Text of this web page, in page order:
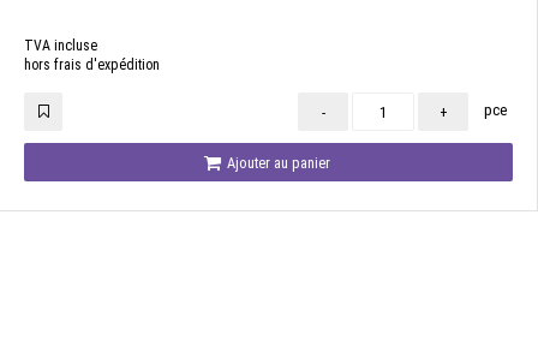
TVA incluse
hors frais d'expédition
- + pce
Ajouter au panier